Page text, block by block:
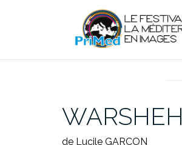
WARSHEH
de Lucile GARCON